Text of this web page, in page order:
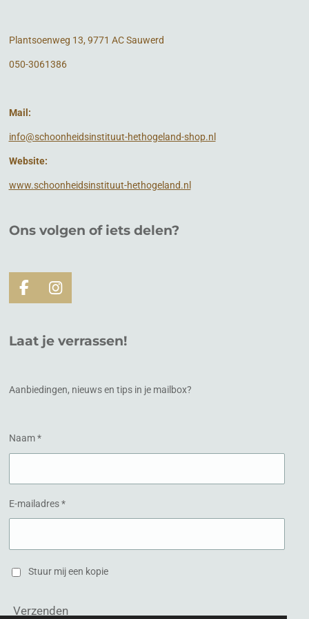
Plantsoenweg 13, 9771 AC Sauwerd
050-3061386
Mail:
info@schoonheidsinstituut-hethogeland-shop.nl
Website:
www.schoonheidsinstituut-hethogeland.nl
Ons volgen of iets delen?
F
a
e
b
k
I
n
t
a
a
Laat je verrassen!
Aanbiedingen, nieuws en tips in je mailbox?
Naam *
E-mailadres *
Stuur mij een kopie
Verzenden